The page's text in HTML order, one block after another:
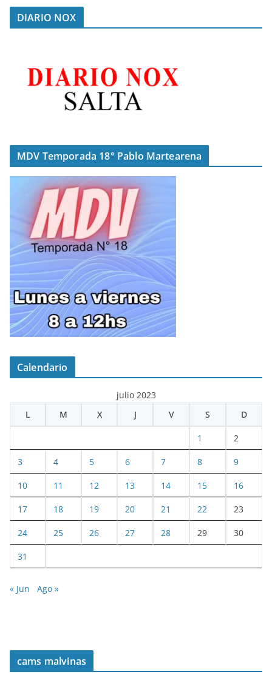
DIARIO NOX
MDV Temporada 18° Pablo Martearena
Calendario
julio 2023
L
M X J V S D
1 2
3 4 5 6 7 8 9
10 11 12 13 14 15 16
17 18 19 20 21 22 23
24 25 26 27 28 29 30
31
« Jun Ago »
cams malvinas